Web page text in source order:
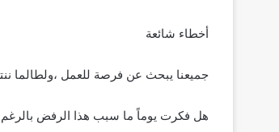
أخطاء شائعة
جميعنا يبحث عن فرصة للعمل ،ولطالما
هل فكرت يوماً ما سبب هذا الرفض بالرغم